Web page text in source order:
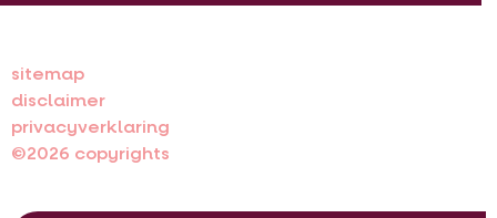
sitemap
disclaimer
privacyverklaring
©2026 copyrights